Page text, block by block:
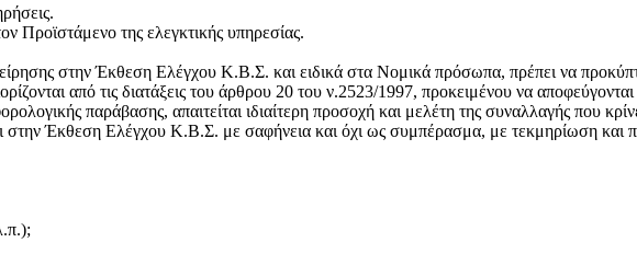
Προϊστάμενο της ελεγκτικής υπηρεσίας.
στην Έκθεση Ελέγχου Κ.Β.Σ. και ειδικά στα Νομικά πρόσωπα, πρέπει να
από τις διατάξεις του άρθρου 20 του ν.2523/1997, προκειμένου να
παράβασης, απαιτείται ιδιαίτερη προσοχή και μελέτη της συναλλαγής που
στην Έκθεση Ελέγχου Κ.Β.Σ. με σαφήνεια και όχι ως συμπέρασμα, με τεκμηρίωση και